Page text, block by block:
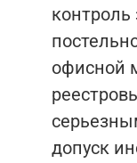
контроль
офисной
допуск